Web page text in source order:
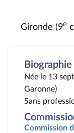
Gironde (9e
Biographie
Née le 13
Garonne)
Sans
Commission